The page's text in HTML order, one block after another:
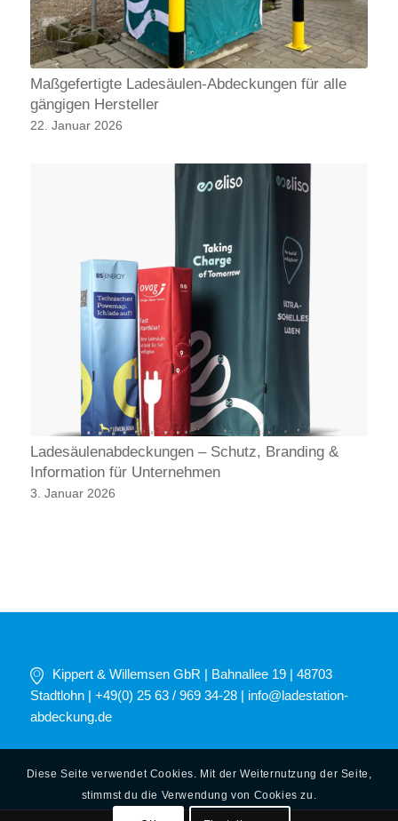
Maßgefertigte Ladesäulen-Abdeckungen für alle
gängigen Hersteller
22. Januar 2026
Ladesäulenabdeckungen – Schutz, Branding &
Information für Unternehmen
3. Januar 2026
Kippert & Willemsen GbR | Bahnallee 19 | 48703
Stadtlohn | +49(0) 25 63 / 969 34-28 | info@ladestation-
abdeckung.de
Diese Seite verwendet Cookies. Mit der Weiternutzung der Seite,
stimmst du die Verwendung von Cookies zu.